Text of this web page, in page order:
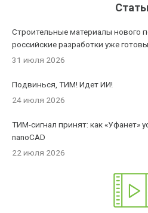
Строительные материалы нового
российские разработки уже
31 июля 2026
Подвинься, ТИМ! Идет ИИ!
24 июля 2026
ТИМ-сигнал принят: как «Уфанет»
nanoCAD
22 июля 2026